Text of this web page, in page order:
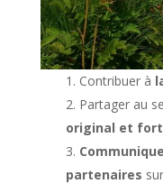
Contribuer à
Partager au
original et fort
partenaires